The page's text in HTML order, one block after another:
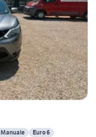
Manuale
Euro 6